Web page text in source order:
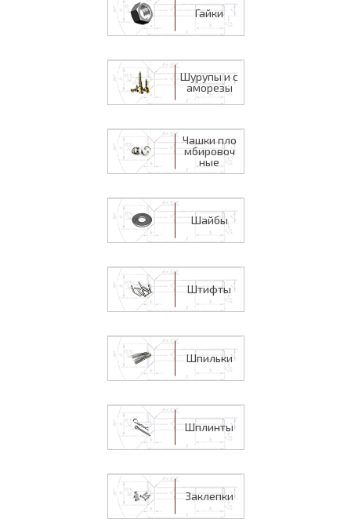
Гайки
Шурупы и с
аморезы
Чашки пло
мбировоч
ные
Шайбы
Штифты
Шпильки
Шплинты
Заклепки